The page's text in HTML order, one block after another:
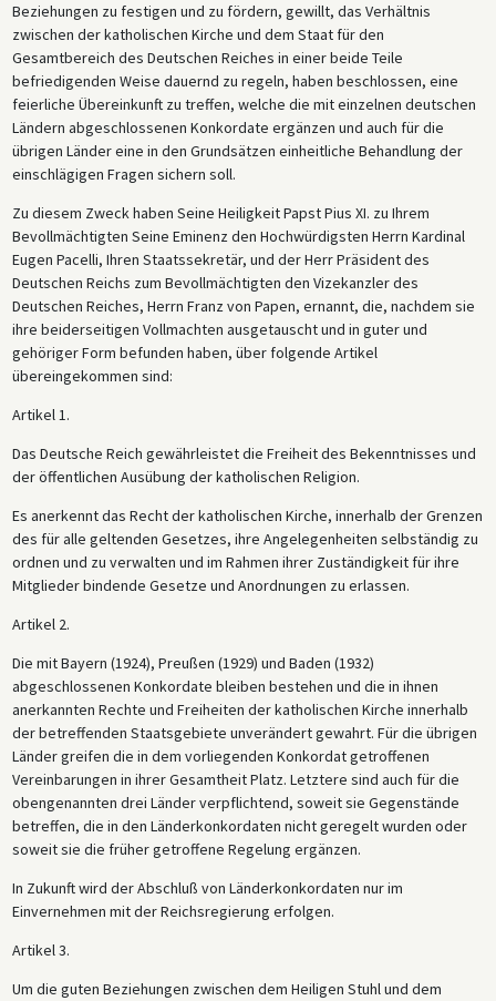
Beziehungen zu festigen und zu fördern, gewillt, das Verhältnis
zwischen der katholischen Kirche und dem Staat für den
Gesamtbereich des Deutschen Reiches in einer beide Teile
befriedigenden Weise dauernd zu regeln, haben beschlossen, eine
feierliche Übereinkunft zu treffen, welche die mit einzelnen deutschen
Ländern abgeschlossenen Konkordate ergänzen und auch für die
übrigen Länder eine in den Grundsätzen einheitliche Behandlung der
einschlägigen Fragen sichern soll.
Zu diesem Zweck haben Seine Heiligkeit Papst Pius XI. zu Ihrem
Bevollmächtigten Seine Eminenz den Hochwürdigsten Herrn Kardinal
Eugen Pacelli, Ihren Staatssekretär, und der Herr Präsident des
Deutschen Reichs zum Bevollmächtigten den Vizekanzler des
Deutschen Reiches, Herrn Franz von Papen, ernannt, die, nachdem sie
ihre beiderseitigen Vollmachten ausgetauscht und in guter und
gehöriger Form befunden haben, über folgende Artikel
übereingekommen sind:
Artikel 1.
Das Deutsche Reich gewährleistet die Freiheit des Bekenntnisses und
der öffentlichen Ausübung der katholischen Religion.
Es anerkennt das Recht der katholischen Kirche, innerhalb der Grenzen
des für alle geltenden Gesetzes, ihre Angelegenheiten selbständig zu
ordnen und zu verwalten und im Rahmen ihrer Zuständigkeit für ihre
Mitglieder bindende Gesetze und Anordnungen zu erlassen.
Artikel 2.
Die mit Bayern (1924), Preußen (1929) und Baden (1932)
abgeschlossenen Konkordate bleiben bestehen und die in ihnen
anerkannten Rechte und Freiheiten der katholischen Kirche innerhalb
der betreffenden Staatsgebiete unverändert gewahrt. Für die übrigen
Länder greifen die in dem vorliegenden Konkordat getroffenen
Vereinbarungen in ihrer Gesamtheit Platz. Letztere sind auch für die
obengenannten drei Länder verpflichtend, soweit sie Gegenstände
betreffen, die in den Länderkonkordaten nicht geregelt wurden oder
soweit sie die früher getroffene Regelung ergänzen.
In Zukunft wird der Abschluß von Länderkonkordaten nur im
Einvernehmen mit der Reichsregierung erfolgen.
Artikel 3.
Um die guten Beziehungen zwischen dem Heiligen Stuhl und dem